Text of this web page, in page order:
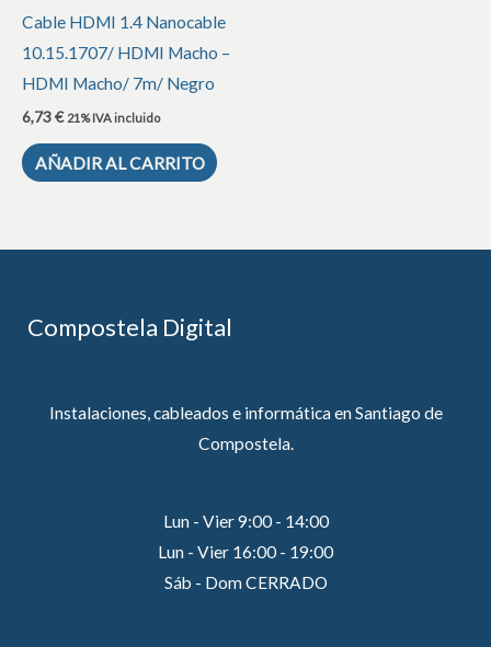
Cable HDMI 1.4 Nanocable
10.15.1707/ HDMI Macho –
HDMI Macho/ 7m/ Negro
6,73€ 21% IVA incluido
AÑADIR AL CARRITO
Compostela Digital
Instalaciones, cableados e informática en Santiago de
Compostela.
Lun - Vier 9:00 - 14:00
Lun - Vier 16:00 - 19:00
Sáb - Dom CERRADO